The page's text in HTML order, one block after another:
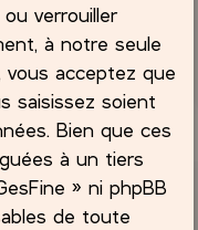
verrouiller
à notre seule
acceptez que
saisissez soient
Bien que ces
à un tiers
» ni phpBB
de toute